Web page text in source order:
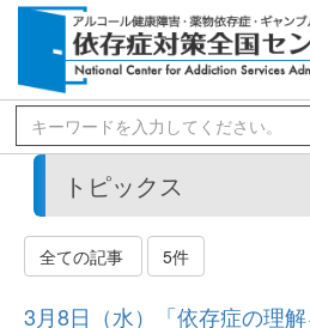
トピックス
全ての記事 5件
3月8日（水）「依存症の理